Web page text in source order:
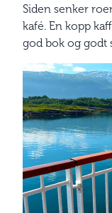
Siden senker
kafé. En kopp
god bok og godt